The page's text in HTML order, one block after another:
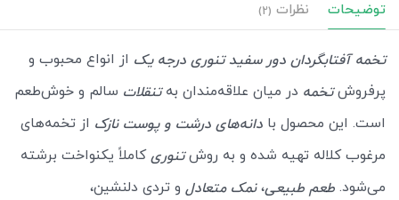
توضیحات نظرات (2)
تخمه آفتابگردان دور سفید تنوری درجه یک از انواع محبوب و
پرفروشتخمه در میان علاقه‌مندان بهتنقلات سالم و خوش‌طعم
است. این محصول با دانه‌های درشت و پوست نازک از تخمه‌های
مرغوب کلاله تهیه شده و به روشتنوریکاملاً یکنواخت برشته
می‌شود. طعم طبیعی،نمک متعادل و تردی دلنشین،